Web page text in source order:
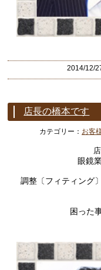
2014/12/
店長の橋本です
カテゴリー： お客
眼鏡
調整〔フィティング
困った